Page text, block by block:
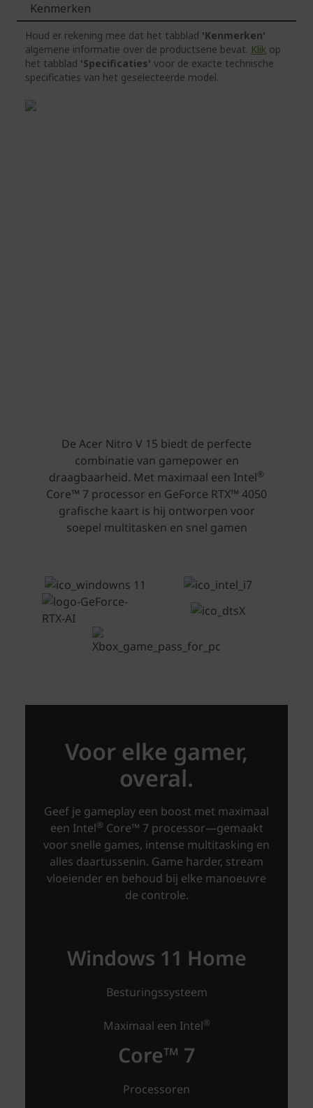
Kenmerken
Houd er rekening mee dat het tabblad 'Kenmerken'
algemene informatie over de productserie bevat. Klik op
het tabblad 'Specificaties' voor de exacte technische
specificaties van het geselecteerde model.